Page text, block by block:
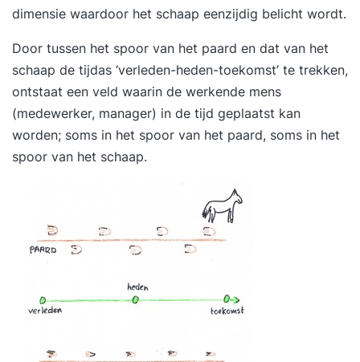
dimensie waardoor het schaap eenzijdig belicht wordt.
Door tussen het spoor van het paard en dat van het
schaap de tijdas ‘verleden-heden-toekomst’ te trekken,
ontstaat een veld waarin de werkende mens
(medewerker, manager) in de tijd geplaatst kan
worden; soms in het spoor van het paard, soms in het
spoor van het schaap.